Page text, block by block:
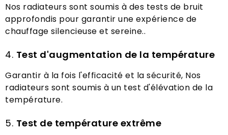
Nos radiateurs sont soumis à des tests de bruit
approfondis pour garantir une expérience de
chauffage silencieuse et sereine..
4. Test d'augmentation de la température
Garantir à la fois l'efficacité et la sécurité, Nos
radiateurs sont soumis à un test d'élévation de la
température.
5. Test de température extrême